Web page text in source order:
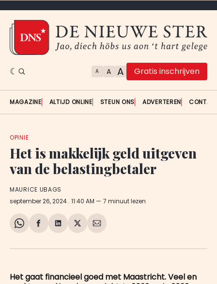
A A A Gratis inschrijven
MAGAZINE ALTIJD ONLINE STEUN ONS ADVERTEREN
OPINIE
Het is makkelijk geld uitgeven
van de belastingbetaler
MAURICE UBAGS
september 26, 2024 . 11:40 AM 7 minuut lezen
Share
WhatsApp
Delen
Facebook
Delen
LinkedIn
Share
X
Deel
E-
Het gaat financieel goed met Maastricht. Veel en